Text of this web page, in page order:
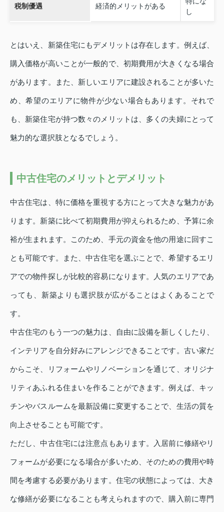
税制優遇 経済的メリットがある
し
とはいえ、新築住宅にもデメリットは存在します。例えば、
購入価格が高いことが一般的で、初期費用が大きくなる場合
があります。また、新しいエリアに建設されることが多いた
め、希望のエリアに物件が少ない場合もあります。それで
も、新築住宅が持つ数々のメリットは、多くの夫婦にとって
魅力的な選択肢となるでしょう。
中古住宅のメリットとデメリット
中古住宅は、特に価格を重視する方にとって大きな魅力があ
ります。新築に比べて初期費用が抑えられるため、予算に余
裕が生まれます。このため、手元の資金を他の用途に回すこ
とも可能です。また、中古住宅を選ぶことで、希望するエリ
アでの物件探しが比較的容易になります。人気のエリアであ
っても、新築よりも選択肢が広がることはよくあることで
す。
中古住宅のもう一つの魅力は、自由に設備を新しくしたり、
インテリアを自分好みにアレンジできることです。古い家だ
からこそ、リフォームやリノベーションを通じて、オリジナ
リティあふれる住まいを作ることができます。例えば、キッ
チンやバスルームを最新設備に変更することで、生活の質を
向上させることも可能です。
ただし、中古住宅には注意点もあります。入居前に修繕やリ
フォームが必要になる場合が多いため、そのための費用や時
間を考慮する必要があります。住宅の状態によっては、大き
な修繕が必要になることも考えられますので、購入前に専門